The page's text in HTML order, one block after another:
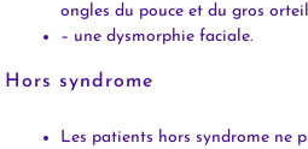
ongles du pouce et du gros
– une dysmorphie faciale.
Hors syndrome
Les patients hors syndrome ne